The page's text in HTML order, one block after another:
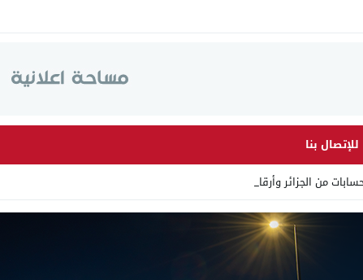
للإتصال بنا
من الجزائر وأرقاما بـ”21_